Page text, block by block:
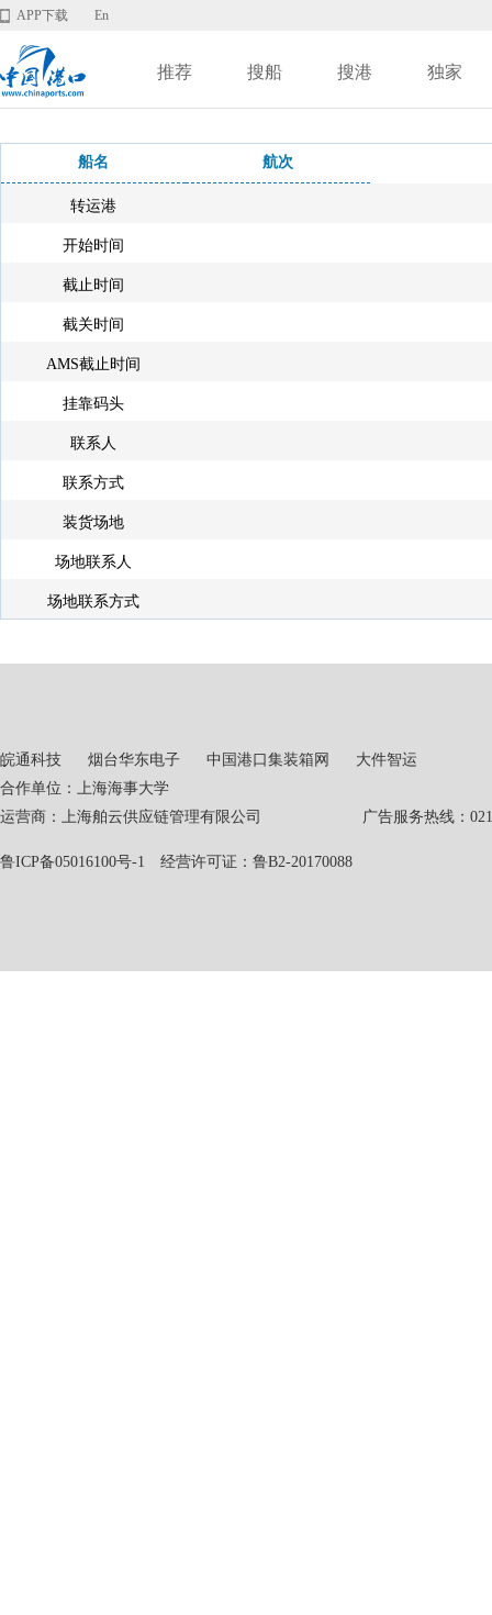
APP下载 En
推荐 搜船 搜港 独家
船名 航次
转运港
开始时间
截止时间
截关时间
AMS截止时间
挂靠码头
联系人
联系方式
装货场地
场地联系人
场地联系方式
皖通科技 烟台华东电子 中国港口集装箱网
大件智运
合作单位：上海海事大学
运营商：上海舶云供应链管理有限公司 广告服务热线：021-
鲁ICP备05016100号-1 经营许可证：鲁B2-20170088